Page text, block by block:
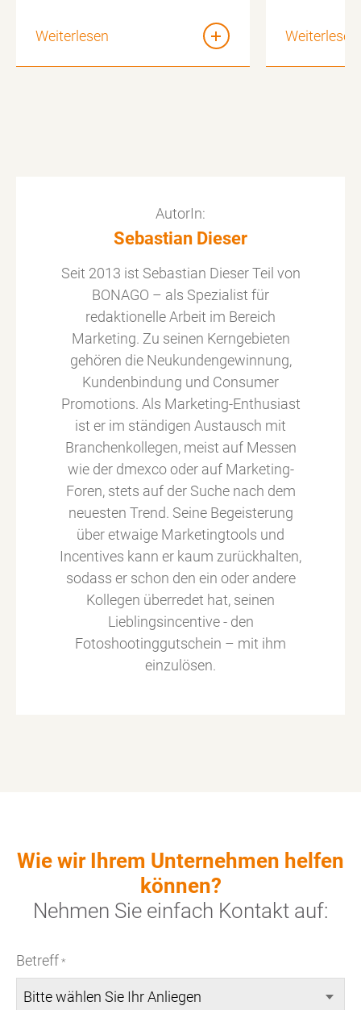
Weiterlesen Weiterlesen
AutorIn:
Sebastian Dieser
Seit 2013 ist Sebastian Dieser Teil von
BONAGO – als Spezialist für
redaktionelle Arbeit im Bereich
Marketing. Zu seinen Kerngebieten
gehören die Neukundengewinnung,
Kundenbindung und Consumer
Promotions. Als Marketing-Enthusiast
ist er im ständigen Austausch mit
Branchenkollegen, meist auf Messen
wie der dmexco oder auf Marketing-
Foren, stets auf der Suche nach dem
neuesten Trend. Seine Begeisterung
über etwaige Marketingtools und
Incentives kann er kaum zurückhalten,
sodass er schon den ein oder andere
Kollegen überredet hat, seinen
Lieblingsincentive - den
Fotoshootinggutschein – mit ihm
einzulösen.
Wie wir Ihrem Unternehmen helfen
können?
Nehmen Sie einfach Kontakt auf:
Betreff *